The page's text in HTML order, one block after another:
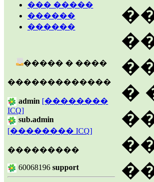
��� �����
������
������
����� � ����
�������������
admin [��������
ICQ]
sub.admin
[�������� ICQ]
���������
60068196 support
�